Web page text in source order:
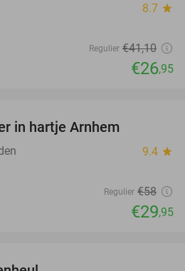
8.7 star
Regulier €41,10
€26,95
in hartje Arnhem
9.4 star
Regulier €58
€29,95